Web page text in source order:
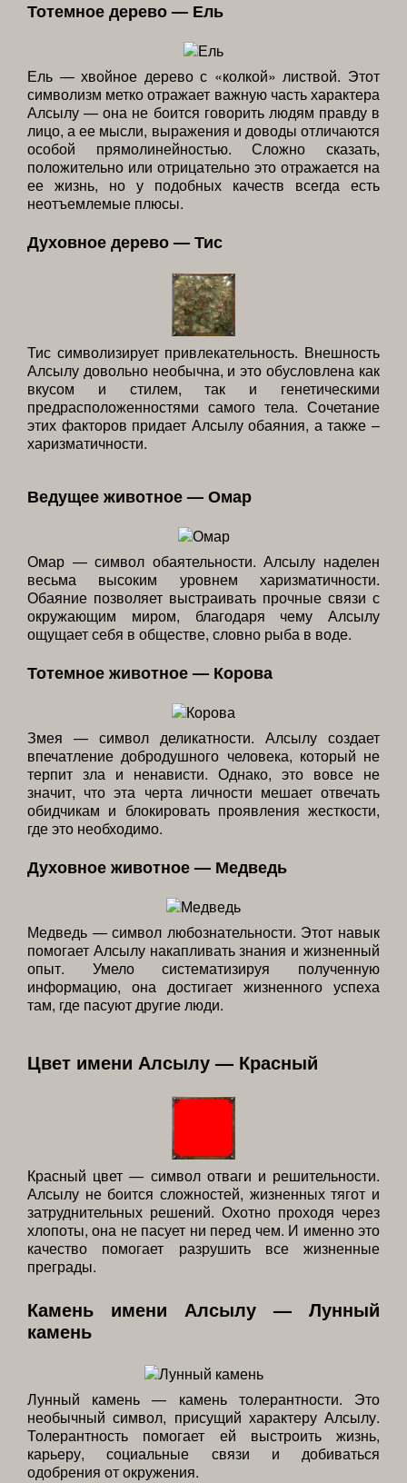
Тотемное дерево — Ель
Ель — хвойное дерево с «колкой» листвой. Этот
символизм метко отражает важную часть характера
Алсылу — она не боится говорить людям правду в
лицо, а ее мысли, выражения и доводы отличаются
особой прямолинейностью. Сложно сказать,
положительно или отрицательно это отражается на
ее жизнь, но у подобных качеств всегда есть
неотъемлемые плюсы.
Духовное дерево — Тис
Тис символизирует привлекательность. Внешность
Алсылу довольно необычна, и это обусловлена как
вкусом и стилем, так и генетическими
предрасположенностями самого тела. Сочетание
этих факторов придает Алсылу обаяния, а также –
харизматичности.
Ведущее животное — Омар
Омар — символ обаятельности. Алсылу наделен
весьма высоким уровнем харизматичности.
Обаяние позволяет выстраивать прочные связи с
окружающим миром, благодаря чему Алсылу
ощущает себя в обществе, словно рыба в воде.
Тотемное животное — Корова
Змея — символ деликатности. Алсылу создает
впечатление добродушного человека, который не
терпит зла и ненависти. Однако, это вовсе не
значит, что эта черта личности мешает отвечать
обидчикам и блокировать проявления жесткости,
где это необходимо.
Духовное животное — Медведь
Медведь — символ любознательности. Этот навык
помогает Алсылу накапливать знания и жизненный
опыт. Умело систематизируя полученную
информацию, она достигает жизненного успеха
там, где пасуют другие люди.
Цвет имени Алсылу — Красный
Красный цвет — символ отваги и решительности.
Алсылу не боится сложностей, жизненных тягот и
затруднительных решений. Охотно проходя через
хлопоты, она не пасует ни перед чем. И именно это
качество помогает разрушить все жизненные
преграды.
Камень имени Алсылу — Лунный
камень
Лунный камень — камень толерантности. Это
необычный символ, присущий характеру Алсылу.
Толерантность помогает ей выстроить жизнь,
карьеру, социальные связи и добиваться
одобрения от окружения.